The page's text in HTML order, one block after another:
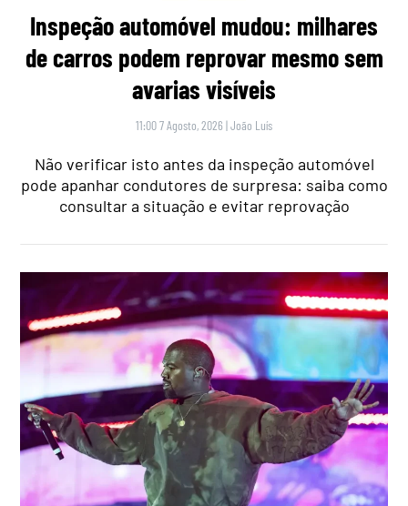
Inspeção automóvel mudou: milhares
de carros podem reprovar mesmo sem
avarias visíveis
11:00 7 Agosto, 2026 |João Luís
Não verificar isto antes da inspeção automóvel
pode apanhar condutores de surpresa: saiba como
consultar a situação e evitar reprovação